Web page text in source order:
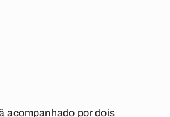
acompanhado por dois